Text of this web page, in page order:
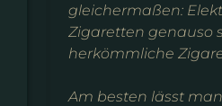
gleichermaßen:
Zigaretten genauso
herkömmliche
Am besten lässt